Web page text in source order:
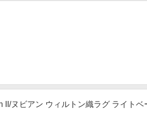
ヌビアン ウィルトン織ラグ ライトベ